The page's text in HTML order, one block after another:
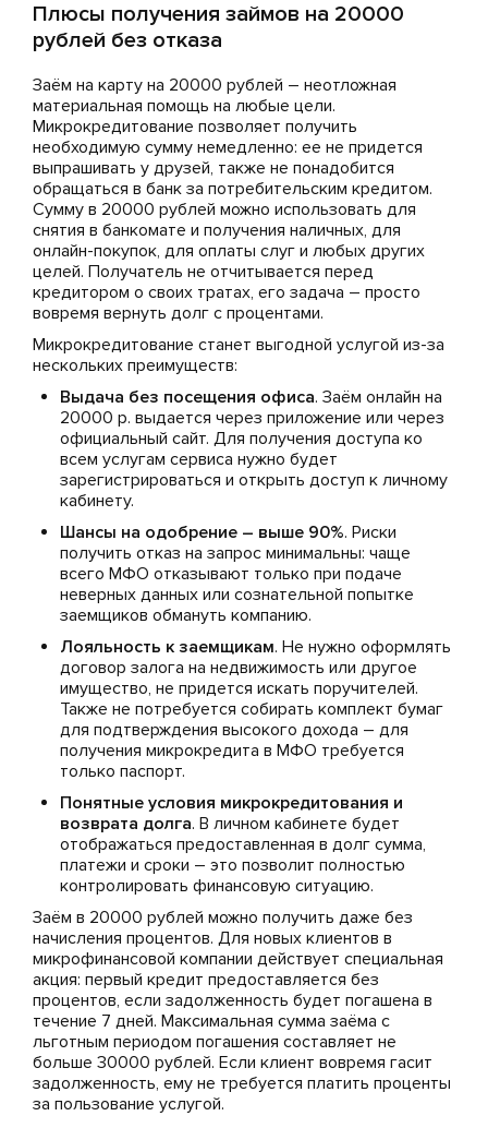
Плюсы получения займов на 20000
рублей без отказа
Заём на карту на 20000 рублей – неотложная
материальная помощь на любые цели.
Микрокредитование позволяет получить
необходимую сумму немедленно: ее не придется
выпрашивать у друзей, также не понадобится
обращаться в банк за потребительским кредитом.
Сумму в 20000 рублей можно использовать для
снятия в банкомате и получения наличных, для
онлайн-покупок, для оплаты слуг и любых других
целей. Получатель не отчитывается перед
кредитором о своих тратах, его задача – просто
вовремя вернуть долг с процентами.
Микрокредитование станет выгодной услугой из-за
нескольких преимуществ:
Выдача без посещения офиса. Заём онлайн на
20000 р. выдается через приложение или через
официальный сайт. Для получения доступа ко
всем услугам сервиса нужно будет
зарегистрироваться и открыть доступ к личному
кабинету.
Шансы на одобрение – выше 90%. Риски
получить отказ на запрос минимальны: чаще
всего МФО отказывают только при подаче
неверных данных или сознательной попытке
заемщиков обмануть компанию.
Лояльность к заемщикам. Не нужно оформлять
договор залога на недвижимость или другое
имущество, не придется искать поручителей.
Также не потребуется собирать комплект бумаг
для подтверждения высокого дохода – для
получения микрокредита в МФО требуется
только паспорт.
Понятные условия микрокредитования и
возврата долга. В личном кабинете будет
отображаться предоставленная в долг сумма,
платежи и сроки – это позволит полностью
контролировать финансовую ситуацию.
Заём в 20000 рублей можно получить даже без
начисления процентов. Для новых клиентов в
микрофинансовой компании действует специальная
акция: первый кредит предоставляется без
процентов, если задолженность будет погашена в
течение 7 дней. Максимальная сумма заёма с
льготным периодом погашения составляет не
больше 30000 рублей. Если клиент вовремя гасит
задолженность, ему не требуется платить проценты
за пользование услугой.